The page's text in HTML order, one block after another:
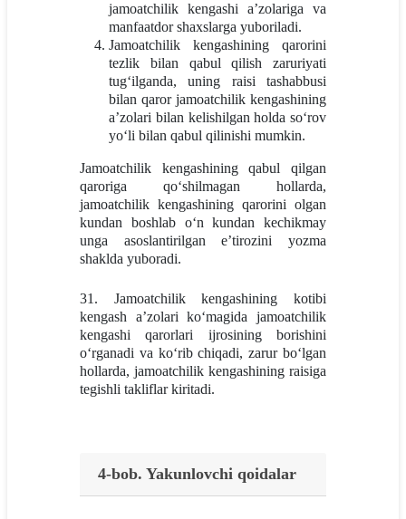
jamoatchilik kengashi a’zolariga va
manfaatdor shaxslarga yuboriladi.
Jamoatchilik kengashining qarorini
tezlik bilan qabul qilish zaruriyati
tug‘ilganda, uning raisi tashabbusi
bilan qaror jamoatchilik kengashining
a’zolari bilan kelishilgan holda so‘rov
yo‘li bilan qabul qilinishi mumkin.
Jamoatchilik kengashining qabul qilgan
qaroriga qo‘shilmagan hollarda,
jamoatchilik kengashining qarorini olgan
kundan boshlab o‘n kundan kechikmay
unga asoslantirilgan e’tirozini yozma
shaklda yuboradi.
31. Jamoatchilik kengashining kotibi
kengash a’zolari ko‘magida jamoatchilik
kengashi qarorlari ijrosining borishini
o‘rganadi va ko‘rib chiqadi, zarur bo‘lgan
hollarda, jamoatchilik kengashining raisiga
tegishli takliflar kiritadi.
4-bob. Yakunlovchi qoidalar